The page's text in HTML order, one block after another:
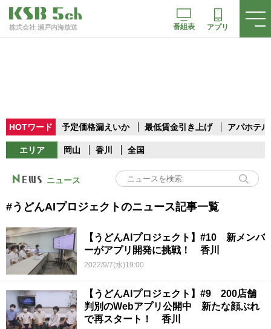
株式会社 瀬戸内海放送 番組表 アプリ
HOTワード 予定価格漏えいか 最低賃金引き上げ アパホテル
エリア 岡山 香川 全国
ニュース
#うどんAIプロジェクトのニュース記事一覧
【うどんAIプロジェクト】#10 新メンバ
ーがアプリ開発に挑戦！ 香川
2022/9/7(水)19:00
【うどんAIプロジェクト】#9 200店舗
判別のWebアプリ公開中 新たな顔ぶれ
で再スタート！ 香川